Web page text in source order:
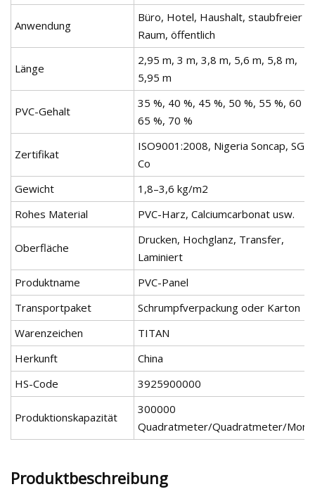
Anwendung
Büro, Hotel, Haushalt, staubfreier
Raum, öffentlich
Länge
2,95 m, 3 m, 3,8 m, 5,6 m, 5,8 m,
5,95 m
PVC-Gehalt
35 %, 40 %, 45 %, 50 %, 55 %, 60
65 %, 70 %
Zertifikat
ISO9001:2008, Nigeria Soncap, SGS,
Co
Gewicht
1,8–3,6 kg/m2
Rohes Material
PVC-Harz, Calciumcarbonat usw.
Oberfläche
Drucken, Hochglanz, Transfer,
Laminiert
Produktname
PVC-Panel
Transportpaket
Schrumpfverpackung oder Karton
Warenzeichen
TITAN
Herkunft
China
HS-Code
3925900000
Produktionskapazität
300000
Quadratmeter/Quadratmeter/
Produktbeschreibung